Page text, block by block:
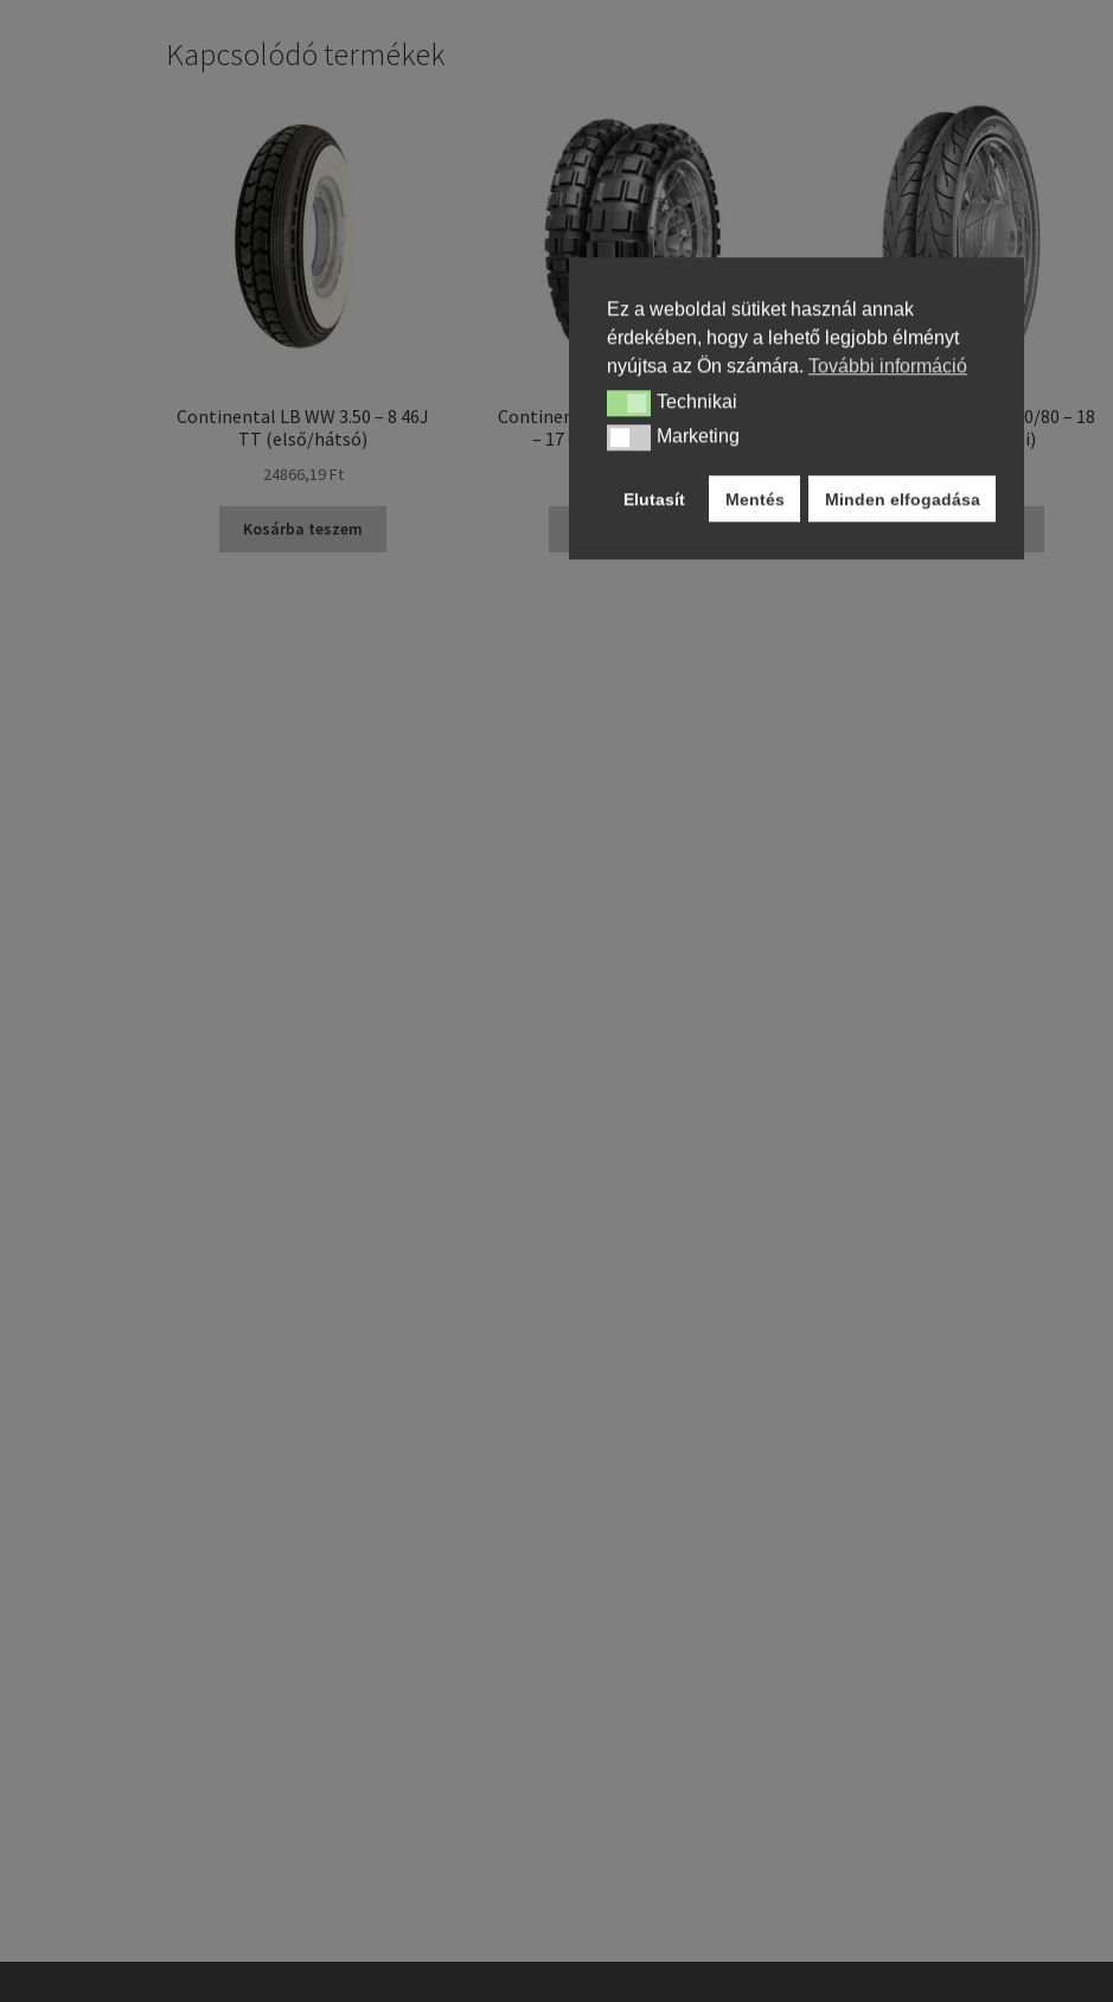
Kapcsolódó termékek
Continental LB WW 3.50 – 8 46J
TT (első/hátsó)
24866,19 Ft
Kosárba teszem
Continental TKC 80 (M+S) 130/80
– 17 65T TL (hátsó gumi)
Continental ContiGo! 110/80 – 18
58V TL (első gumi)
47920,82 Ft
Kosárba teszem
Ez a weboldal sütiket használ annak
érdekében, hogy a lehető legjobb élményt
nyújtsa az Ön számára. További információ
TechnikaiTechnikai
MarketingMarketing
Elutasít Mentés Minden elfogadása